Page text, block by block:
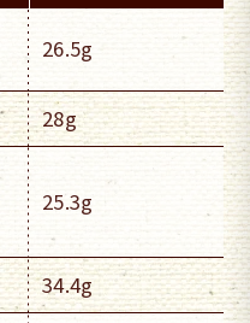
26.5g
28g
25.3g
34.4g